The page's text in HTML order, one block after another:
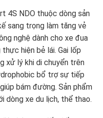
4S NDO thuộc dòng sản
sang trọng làm tăng vẻ
nghệ dành cho xe đua
hiện bẻ lái. Gai lốp
xử lý khi di chuyển trên
bổ trợ sự tiếp
bám đường. Sản phẩm
dòng xe du lịch, thể thao.